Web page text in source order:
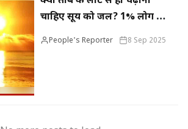
चाहिए सूर्य को जल? 1% लोग ही
जानते हैं सही तरीका
People's Reporter 8 Sep 2025